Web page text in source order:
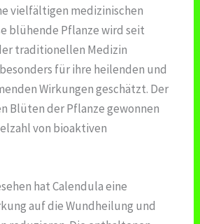
vielfältigen medizinischen
blühende Pflanze wird seit
traditionellen Medizin
für ihre heilenden und
Wirkungen geschätzt. Der
Blüten der Pflanze gewonnen
von bioaktiven
hat Calendula eine
auf die Wundheilung und